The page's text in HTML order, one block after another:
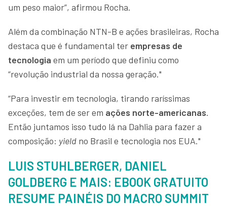
um peso maior”, afirmou Rocha.
Além da combinação NTN-B e ações brasileiras, Rocha
destaca que é fundamental ter empresas de
tecnologia em um período que definiu como
“revolução industrial da nossa geração."
“Para investir em tecnologia, tirando raríssimas
exceções, tem de ser em ações norte-americanas.
Então juntamos isso tudo lá na Dahlia para fazer a
composição: yield no Brasil e tecnologia nos EUA."
LUIS STUHLBERGER, DANIEL
GOLDBERG E MAIS: EBOOK GRATUITO
RESUME PAINÉIS DO MACRO SUMMIT